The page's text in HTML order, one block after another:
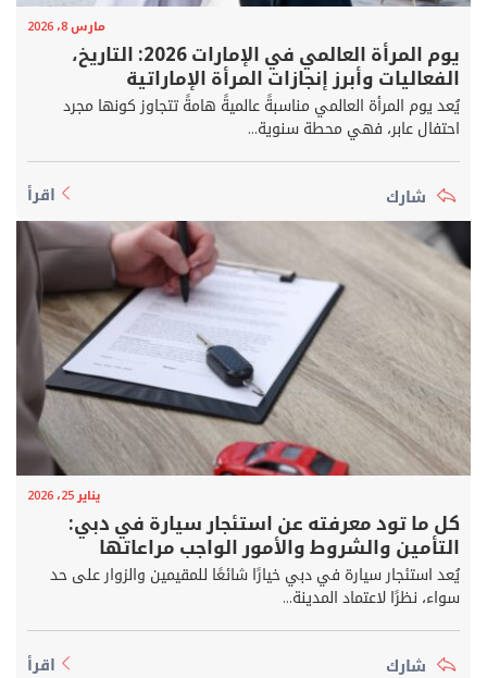
مارس 8، 2026
يوم المرأة العالمي في الإمارات 2026: التاريخ،
الفعاليات وأبرز إنجازات المرأة الإماراتية
يُعد يوم المرأة العالمي مناسبةً عالميةً هامةً تتجاوز كونها مجرد
احتفال عابر، فهي محطة سنوية...
اقرأ
يناير 25، 2026
كل ما تود معرفته عن استئجار سيارة في دبي:
التأمين والشروط والأمور الواجب مراعاتها
يُعد استئجار سيارة في دبي خيارًا شائعًا للمقيمين والزوار على حد
سواء، نظرًا لاعتماد المدينة...
اقرأ